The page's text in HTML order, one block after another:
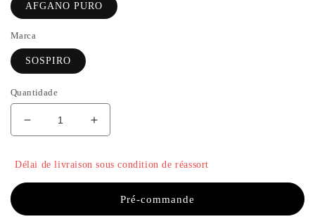
AFGANO PURO
Marca
SOSPIRO
Quantidade
Reduzir
a
de
AFGHAN
-
Aumentar
a
de
AFGHAN
PURE
-
Délai de livraison sous condition de réassort
Pré-commande